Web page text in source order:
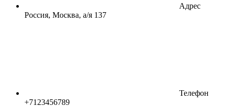
Адрес
Россия, Москва, а/я 137
Телефон
+7123456789